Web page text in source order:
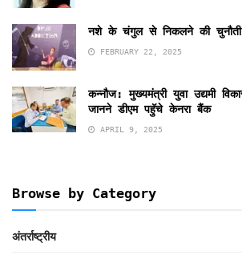
नशे के चंगुल से निकलने की चुनौती
FEBRUARY 22, 2025
कन्नौज: मुख्यमंत्री युवा उद्यमी
जानने डीएम पहुॅचे केनरा बैंक
APRIL 9, 2025
Browse by Category
अंतर्राष्ट्रीय